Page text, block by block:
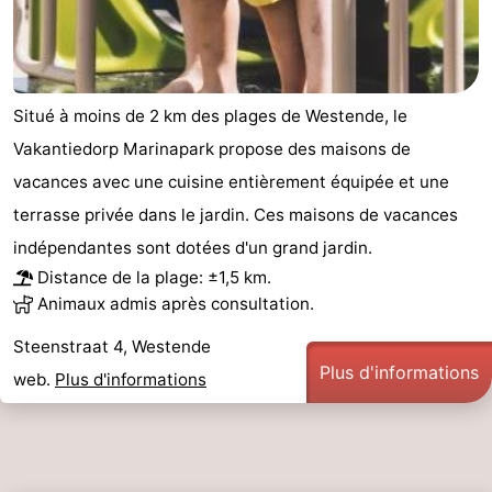
Situé à moins de 2 km des plages de Westende, le
Vakantiedorp Marinapark propose des maisons de
vacances avec une cuisine entièrement équipée et une
terrasse privée dans le jardin. Ces maisons de vacances
indépendantes sont dotées d'un grand jardin.
Distance de la plage: ±1,5 km.
Animaux admis après consultation.
Steenstraat 4, Westende
web. Plus d'informations Plus d'informations